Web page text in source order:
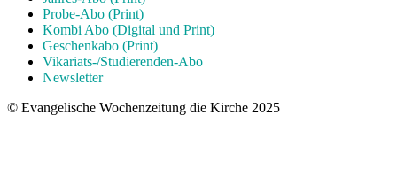
Probe-Abo (Print)
Kombi Abo (Digital und Print)
Geschenkabo (Print)
Vikariats-/Studierenden-Abo
Newsletter
© Evangelische Wochenzeitung die Kirche 2025